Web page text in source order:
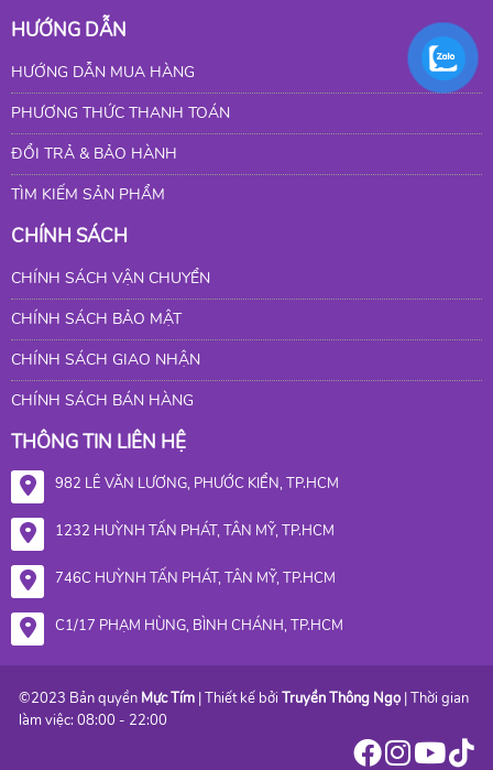
HƯỚNG DẪN
HƯỚNG DẪN MUA HÀNG
PHƯƠNG THỨC THANH TOÁN
ĐỔI TRẢ & BẢO HÀNH
TÌM KIẾM SẢN PHẨM
CHÍNH SÁCH
CHÍNH SÁCH VẬN CHUYỂN
CHÍNH SÁCH BẢO MẬT
CHÍNH SÁCH GIAO NHẬN
CHÍNH SÁCH BÁN HÀNG
THÔNG TIN LIÊN HỆ
982 LÊ VĂN LƯƠNG, PHƯỚC KIỂN, TP.HCM
1232 HUỲNH TẤN PHÁT, TÂN MỸ, TP.HCM
746C HUỲNH TẤN PHÁT, TÂN MỸ, TP.HCM
C1/17 PHẠM HÙNG, BÌNH CHÁNH, TP.HCM
©2023 Bản quyền Mực Tím | Thiết kế bởi Truyền Thông Ngọ | Thời gian
làm việc: 08:00 - 22:00